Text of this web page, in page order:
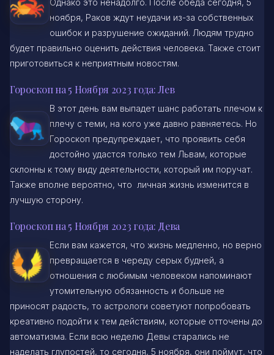
Однако это ненадолго. После обеда сегодня, 5
ноября, Раков ждут неудачи из-за собственных
ошибок и разрушение ожиданий. Людям трудно
будет правильно оценить действия человека. Также стоит
приготовиться к неприятным новостям.
Гороскоп на 5 Ноября 2023 года: Лев
В этот день вам выпадет шанс работать плечом к
плечу с теми, на кого уже давно равняетесь. Но
Гороскоп предупреждает, что проявить себя
достойно удастся только тем Львам, которые
склонны к тому виду деятельности, который им поручат.
Также вполне вероятно, что личная жизнь изменится в
лучшую сторону.
Гороскоп на 5 Ноября 2023 года: Дева
Если вам кажется, что жизнь медленно, но верно
превращается в череду серых будней, а
отношения с любимым человеком напоминают
утомительную обязанность и больше не
приносят радость, то астрологи советуют попробовать
креативно подойти к тем действиям, которые отточены до
автоматизма. Если всю неделю Девы старались не
наделать глупостей, то сегодня, 5 ноября, они поймут, что